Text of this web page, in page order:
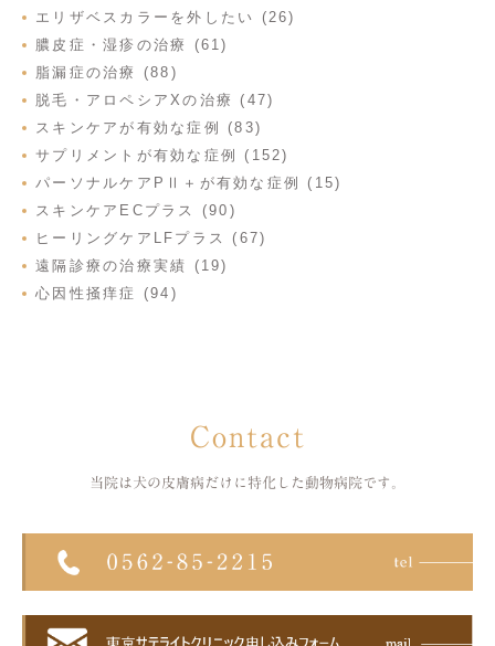
エリザベスカラーを外したい (26)
膿皮症・湿疹の治療 (61)
脂漏症の治療 (88)
脱毛・アロペシアXの治療 (47)
スキンケアが有効な症例 (83)
サプリメントが有効な症例 (152)
パーソナルケアPⅡ＋が有効な症例 (15)
スキンケアECプラス (90)
ヒーリングケアLFプラス (67)
遠隔診療の治療実績 (19)
心因性掻痒症 (94)
Contact
当院は犬の皮膚病だけに特化した 動物病院です。